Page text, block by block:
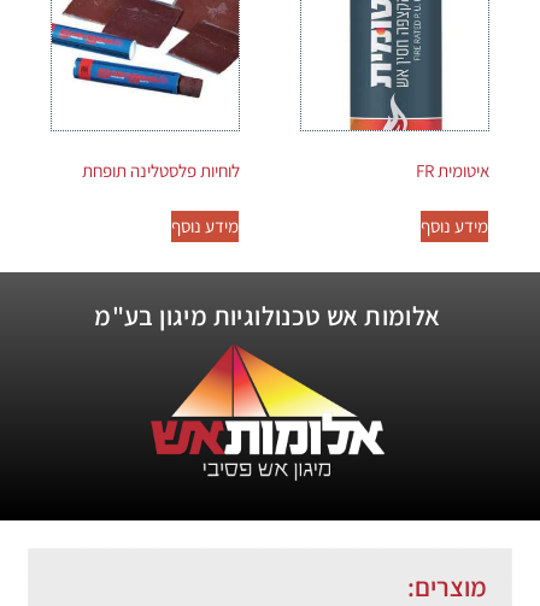
איטומית FR
מידע נוסף
לוחיות פלסטלינה תופחת
מידע נוסף
אלומות אש טכנולוגיות מיגון בע"מ
מוצרים: